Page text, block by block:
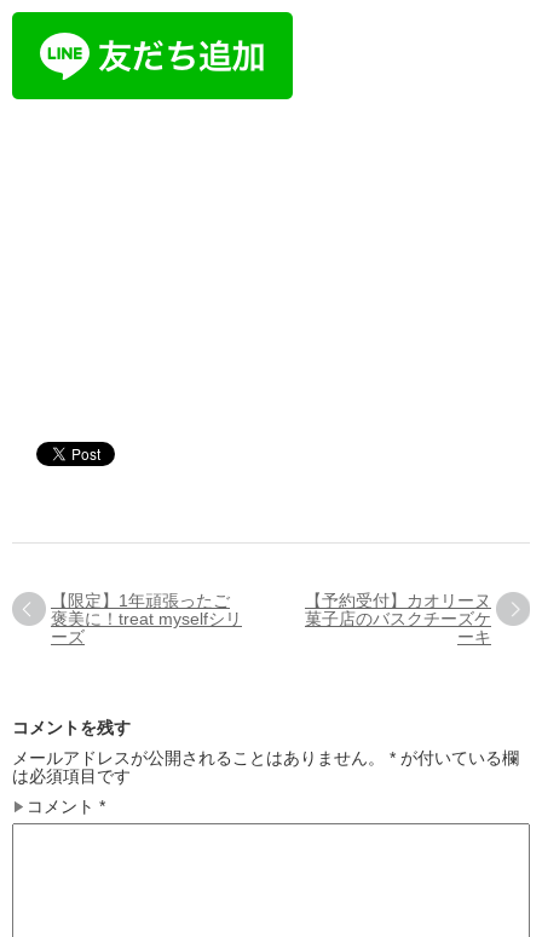
【限定】1年頑張ったご
褒美に！treat myselfシリ
ーズ
【予約受付】カオリーヌ
菓子店のバスクチーズケ
ーキ
コメントを残す
メールアドレスが公開されることはありません。
* が付いている欄
は必須項目です
コメント *